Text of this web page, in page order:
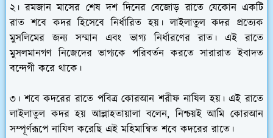
২।রমজান মাসের শেষ দশ দিনের বেজোড় রাতে যেকোন একটি
রাত শবে কদর হিসেবে নির্ধারিত হয়। লাইলাতুল কদর প্রত্যেক
মুসলিমের জন্য সম্মান এবং ভাগ্য নির্ধারণের রাত। এই রাতে
মুসলমানগণ নিজেদের ভাগ্যকে পরিবর্তন করতে সারারাত ইবাদত
বন্দেগী করে থাকে।
৩। শবে কদরের রাতে পবিত্র কোরআন শরীফ নাযিল হয়। এই রাতে
লাইলাতুল কদর হয় আল্লাহতায়ালা বলেন, নিশ্চয়ই আমি কোরআন
সম্পূর্ণরূপে নাযিল করেছি এই মহিমান্বিত শবে কদরের রাতে।